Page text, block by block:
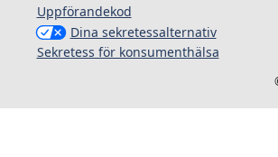
Uppförandekod
Dina sekretessalternativ
Sekretess för konsumenthälsa